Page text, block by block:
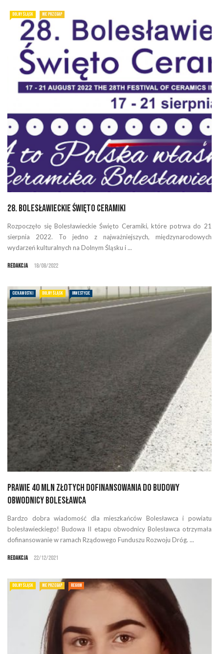
DOLNY ŚLĄSK NIE PRZEGAP
28. Bolesławieckie Święto Ceramiki
Rozpoczęło się Bolesławieckie Święto Ceramiki, które potrwa do 21
sierpnia 2022. To jedno z najważniejszych, międzynarodowych
wydarzeń kulturalnych na Dolnym Śląsku i ...
Redakcja 18/08/2022
CIEKAWOSTKI DOLNY ŚLĄSK INWESTYCJE
Prawie 40 mln złotych dofinansowania do budowy
obwodnicy Bolesławca
Bardzo dobra wiadomość dla mieszkańców Bolesławca i powiatu
bolesławieckiego! Budowa II etapu obwodnicy Bolesławca otrzymała
dofinansowanie w ramach Rządowego Funduszu Rozwoju Dróg. ...
Redakcja 22/12/2021
DOLNY ŚLĄSK NIE PRZEGAP REGION